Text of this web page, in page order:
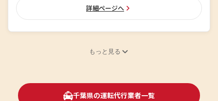
詳細ページへ
もっと見る
千葉県の運転代行業者一覧